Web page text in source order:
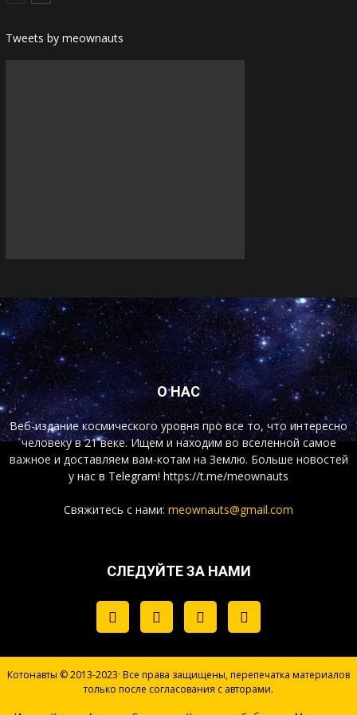
Tweets by meownauts
О НАС
Веб-издание космического уровня про все то, что интересно
человеку в 21 веке. Ищем и находим во вселенной самое
важное и доставляем вам-котам на Землю. Больше новостей
у нас в Telegram! https://t.me/meownauts
Свяжитесь с нами: meownauts@gmail.com
СЛЕДУЙТЕ ЗА НАМИ
Котонавты © 2013-2023· Все права защищены, перепечатка материалов
только после согласования с авторами.